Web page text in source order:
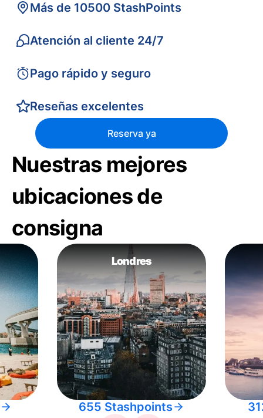
Más de 10500 StashPoints
Atención al cliente 24/7
Pago rápido y seguro
Reseñas excelentes
Reserva ya
Nuestras mejores
ubicaciones de
consigna
Londres
655 Stashpoints